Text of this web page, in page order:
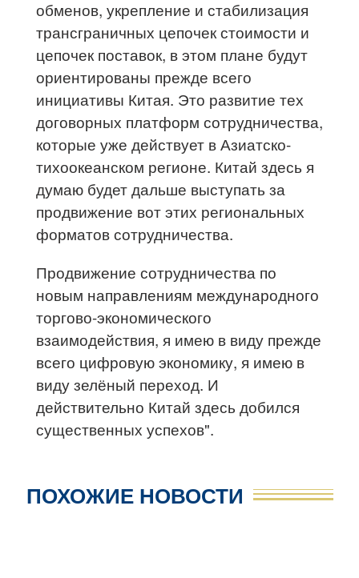
обменов, укрепление и стабилизация
трансграничных цепочек стоимости и
цепочек поставок, в этом плане будут
ориентированы прежде всего
инициативы Китая. Это развитие тех
договорных платформ сотрудничества,
которые уже действует в Азиатско-
тихоокеанском регионе. Китай здесь я
думаю будет дальше выступать за
продвижение вот этих региональных
форматов сотрудничества.
Продвижение сотрудничества по
новым направлениям международного
торгово-экономического
взаимодействия, я имею в виду прежде
всего цифровую экономику, я имею в
виду зелёный переход. И
действительно Китай здесь добился
существенных успехов".
ПОХОЖИЕ НОВОСТИ